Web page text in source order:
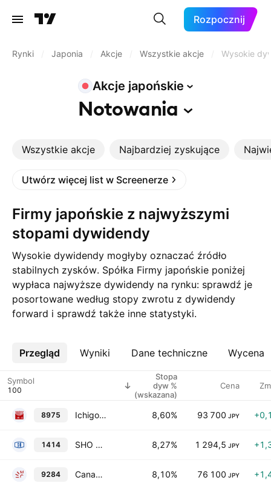
Rozpocznij
Rynki Japonia Akcje Wszystkie akcje Wysokie
Akcje japońskie
Notowania
Wszystkie akcje Najbardziej zyskujące
Utwórz więcej list w Screenerze
Firmy japońskie z najwyższymi
stopami dywidendy
Wysokie dywidendy mogłyby oznaczać źródło
stabilnych zysków. Spółka Firmy japońskie poniżej
wypłaca najwyższe dywidendy na rynku: sprawdź je
posortowane według stopy zwrotu z dywidendy
forward i sprawdź także inne statystyki.
Przegląd Wyniki Dane techniczne Wycena
Więcej
Symbol
Stopa
dyw %
(wskazana)
Cena
8975 Ichigo Office REIT Investment Corporation 8,60% 93 700 JPY
1414 SHO BOND Holdings Co., Ltd. 8,27% 1 294,5 JPY
9284 Canadian Solar Infrastructure Fund.Inc. 8,10% 76 100 JPY